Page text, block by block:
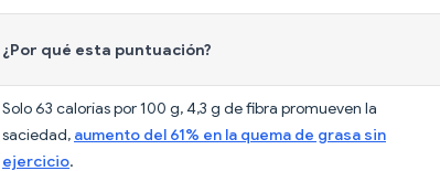
¿Por qué esta puntuación?
Solo 63 calorías por 100 g, 4,3 g de fibra promueven la
saciedad, aumento del 61% en la quema de grasa sin
ejercicio.